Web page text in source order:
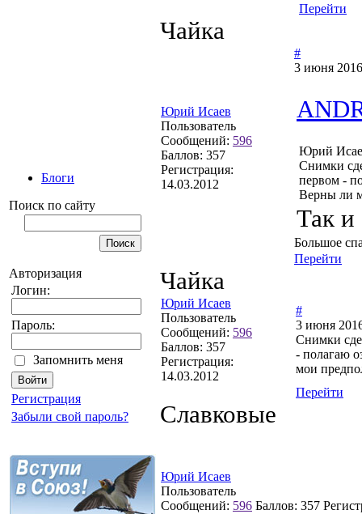
Блоги
Поиск по сайту
Авторизация
Логин:
Пароль:
Запомнить меня
Регистрация
Забыли свой пароль?
Перейти
Чайка
Юрий Исаев
Пользователь
Сообщений: 596
Баллов: 357
Регистрация:
14.03.2012
#
3 июня
Юрий
Снимки
первом -
Верны ли
Так и
Большое
Перейти
Чайка
Юрий Исаев
Пользователь
Сообщений: 596
Баллов: 357
Регистрация:
14.03.2012
#
3 июня
Снимки
- полагаю
мои
Перейти
Славковые
Юрий Исаев
Пользователь
Сообщений: 596 Баллов: 357